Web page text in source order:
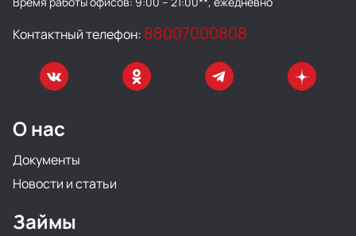
Контактный телефон: 88007000808
О нас
Документы
Новости и статьи
Займы